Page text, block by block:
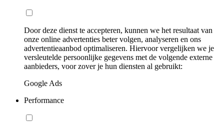
Door deze dienst te accepteren, kunnen we het resultaat van
onze online advertenties beter volgen, analyseren en ons
advertentieaanbod optimaliseren. Hiervoor vergelijken we je
versleutelde persoonlijke gegevens met de volgende externe
aanbieders, voor zover je hun diensten al gebruikt:
Google Ads
Performance